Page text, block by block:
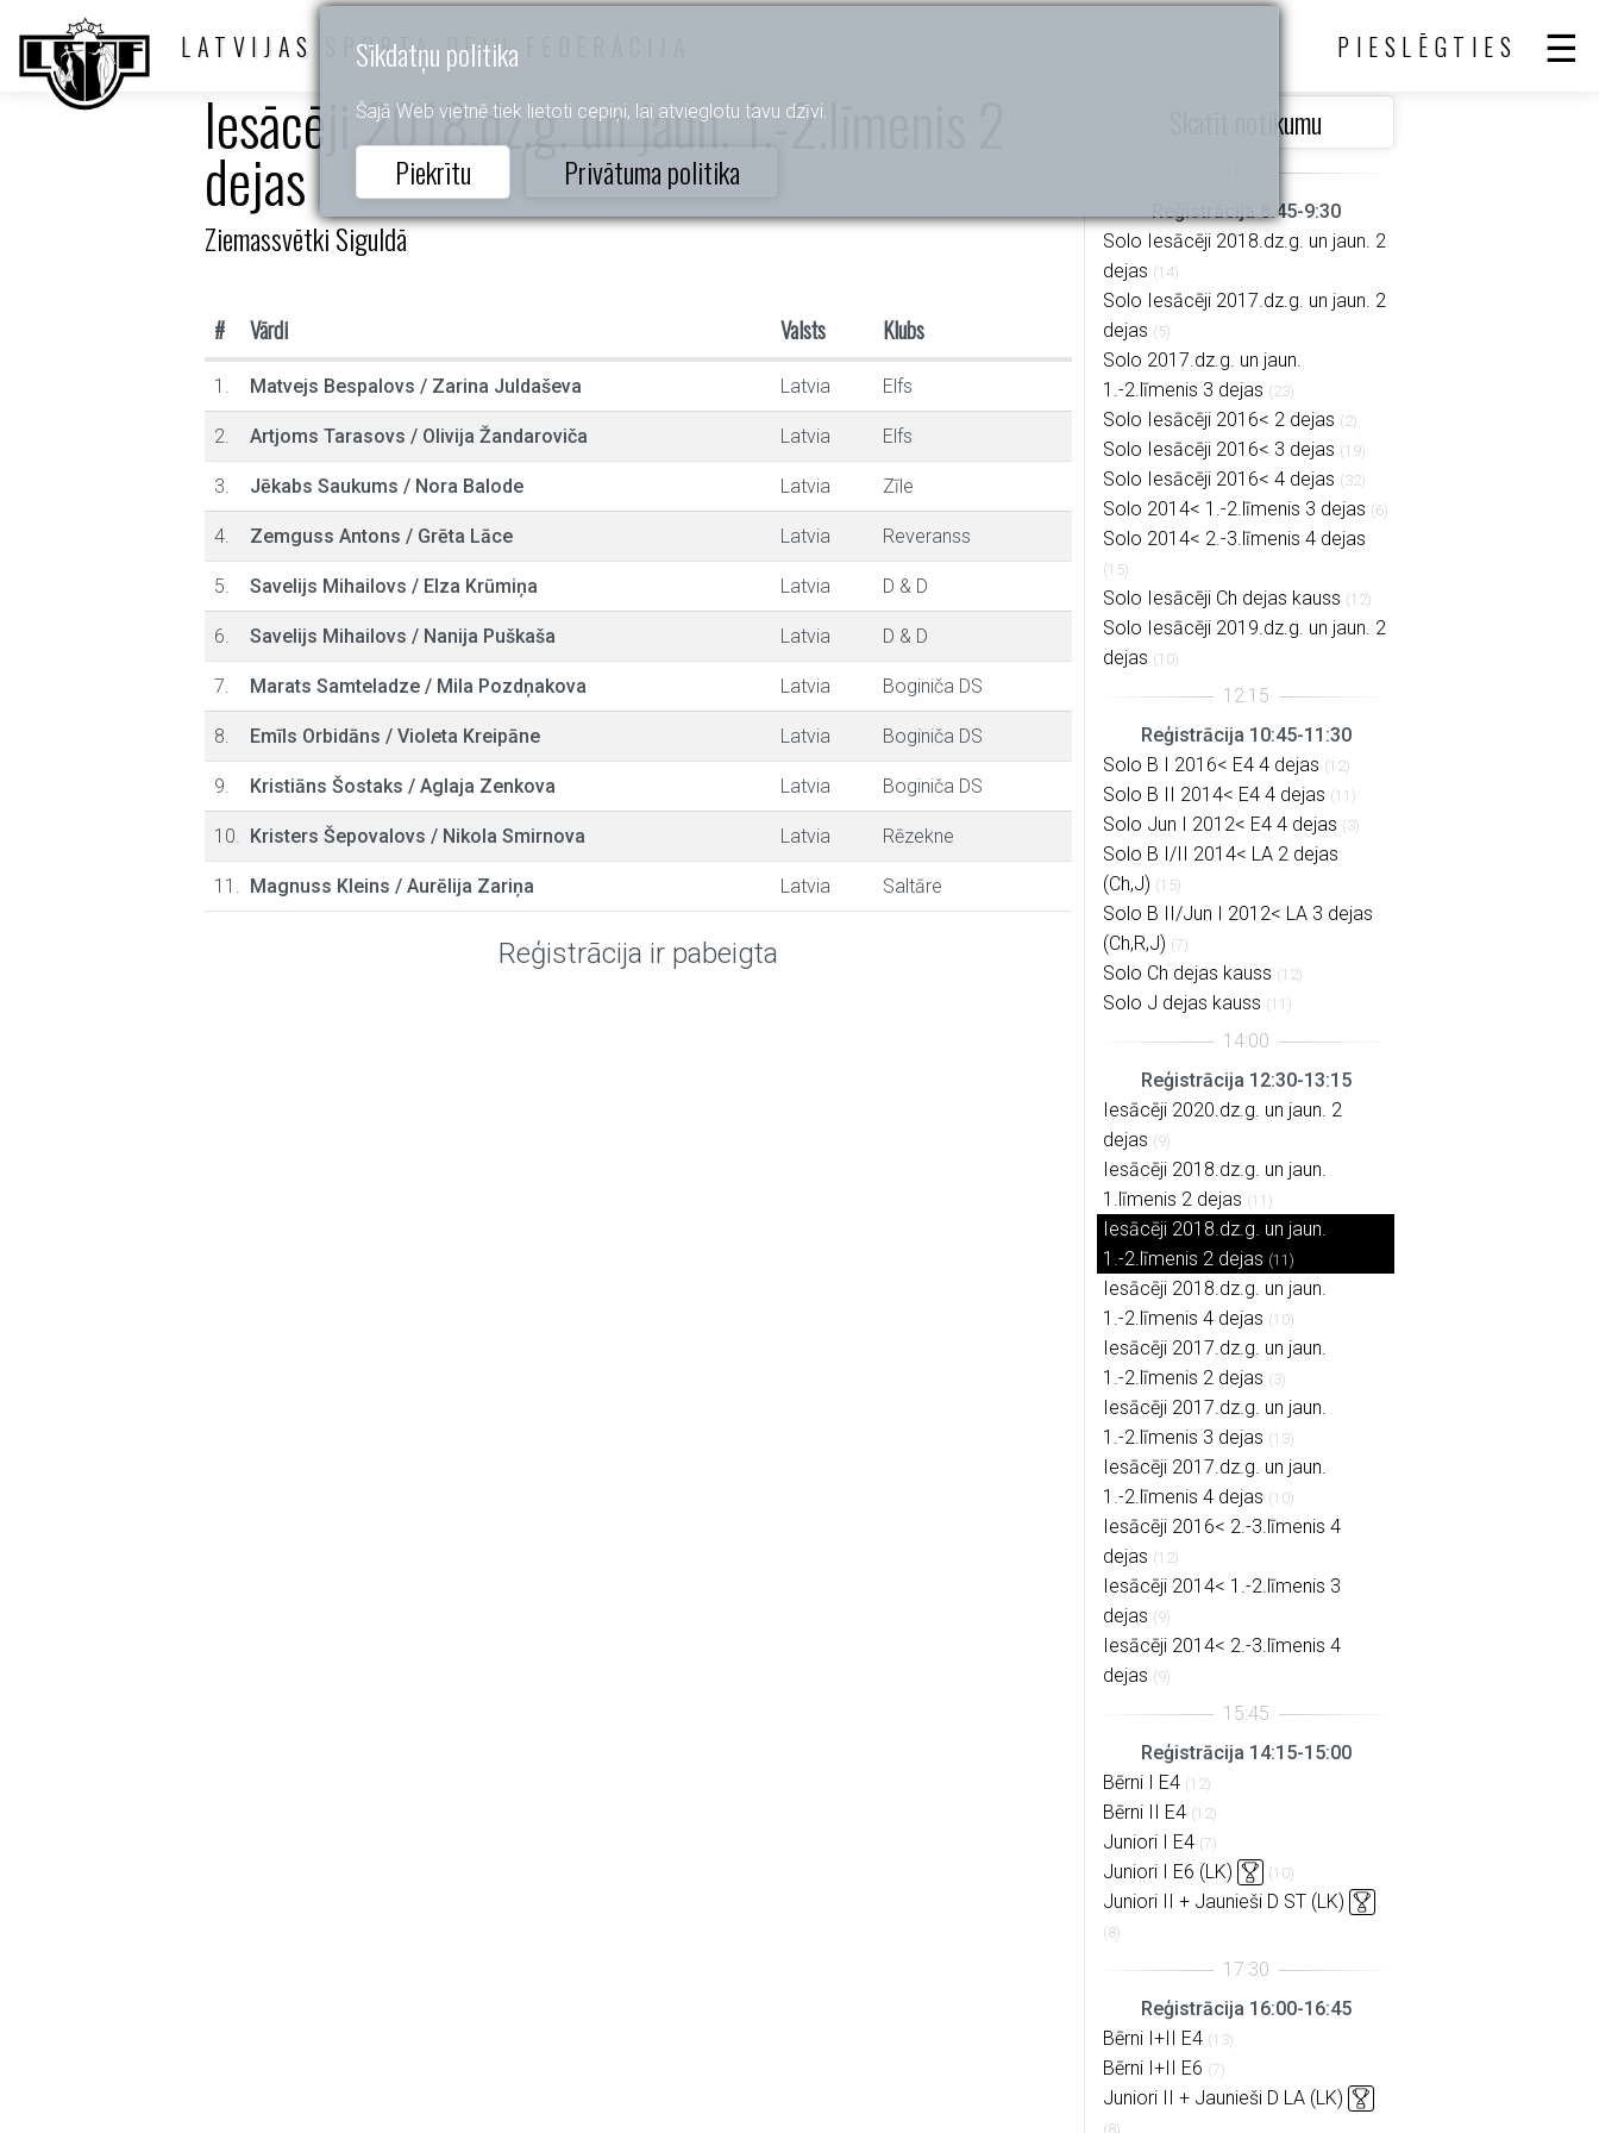
Sīkdatņu politika
Šajā Web vietnē tiek lietoti cepiņi, lai atvieglotu tavu dzīvi.
Piekrītu Privātuma politika
LATVIJAS SPORTA DEJU FEDERĀCIJA PIESLĒGTIES
Iesācēji 2018.dz.g. un jaun. 1.-2.līmenis 2
dejas
Ziemassvētki Siguldā
# Vārdi Valsts Klubs
1. Matvejs Bespalovs / Zarina Juldaševa Latvia Elfs
2. Artjoms Tarasovs / Olivija Žandaroviča Latvia Elfs
3. Jēkabs Saukums / Nora Balode Latvia Zīle
4. Zemguss Antons / Grēta Lāce Latvia Reveranss
5. Savelijs Mihailovs / Elza Krūmiņa Latvia D & D
6. Savelijs Mihailovs / Nanija Puškaša Latvia D & D
7. Marats Samteladze / Mila Pozdņakova Latvia Boginiča DS
8. Emīls Orbidāns / Violeta Kreipāne Latvia Boginiča DS
9. Kristiāns Šostaks / Aglaja Zenkova Latvia Boginiča DS
10. Kristers Šepovalovs / Nikola Smirnova Latvia Rēzekne
11. Magnuss Kleins / Aurēlija Zariņa Latvia Saltāre
Reģistrācija ir pabeigta
Skatīt notikumu
Reģistrācija 8:45-9:30
Solo Iesācēji 2018.dz.g. un jaun. 2
dejas (14)
Solo Iesācēji 2017.dz.g. un jaun. 2
dejas (5)
Solo 2017.dz.g. un jaun.
1.-2.līmenis 3 dejas (23)
Solo Iesācēji 2016< 2 dejas (2)
Solo Iesācēji 2016< 3 dejas (19)
Solo Iesācēji 2016< 4 dejas (32)
Solo 2014< 1.-2.līmenis 3 dejas (6)
Solo 2014< 2.-3.līmenis 4 dejas
(15)
Solo Iesācēji Ch dejas kauss (12)
Solo Iesācēji 2019.dz.g. un jaun. 2
dejas (10)
Reģistrācija 10:45-11:30
Solo B I 2016< E4 4 dejas (12)
Solo B II 2014< E4 4 dejas (11)
Solo Jun I 2012< E4 4 dejas (3)
Solo B I/II 2014< LA 2 dejas
(Ch,J) (15)
Solo B II/Jun I 2012< LA 3 dejas
(Ch,R,J) (7)
Solo Ch dejas kauss (12)
Solo J dejas kauss (11)
Reģistrācija 12:30-13:15
Iesācēji 2020.dz.g. un jaun. 2
dejas (9)
Iesācēji 2018.dz.g. un jaun.
1.līmenis 2 dejas (11)
Iesācēji 2018.dz.g. un jaun.
1.-2.līmenis 2 dejas (11)
Iesācēji 2018.dz.g. un jaun.
1.-2.līmenis 4 dejas (10)
Iesācēji 2017.dz.g. un jaun.
1.-2.līmenis 2 dejas (3)
Iesācēji 2017.dz.g. un jaun.
1.-2.līmenis 3 dejas (13)
Iesācēji 2017.dz.g. un jaun.
1.-2.līmenis 4 dejas (10)
Iesācēji 2016< 2.-3.līmenis 4
dejas (12)
Iesācēji 2014< 1.-2.līmenis 3
dejas (9)
Iesācēji 2014< 2.-3.līmenis 4
dejas (9)
Reģistrācija 14:15-15:00
Bērni I E4 (12)
Bērni II E4 (12)
Juniori I E4 (7)
Juniori I E6 (LK) (10)
Juniori II + Jaunieši D ST (LK)
(8)
Reģistrācija 16:00-16:45
Bērni I+II E4 (13)
Bērni I+II E6 (7)
Juniori II + Jaunieši D LA (LK)
(8)